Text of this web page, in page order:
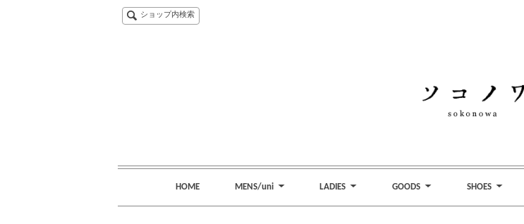
ショップ内検索
HOME MENS/uni LADIES GOODS SHOES